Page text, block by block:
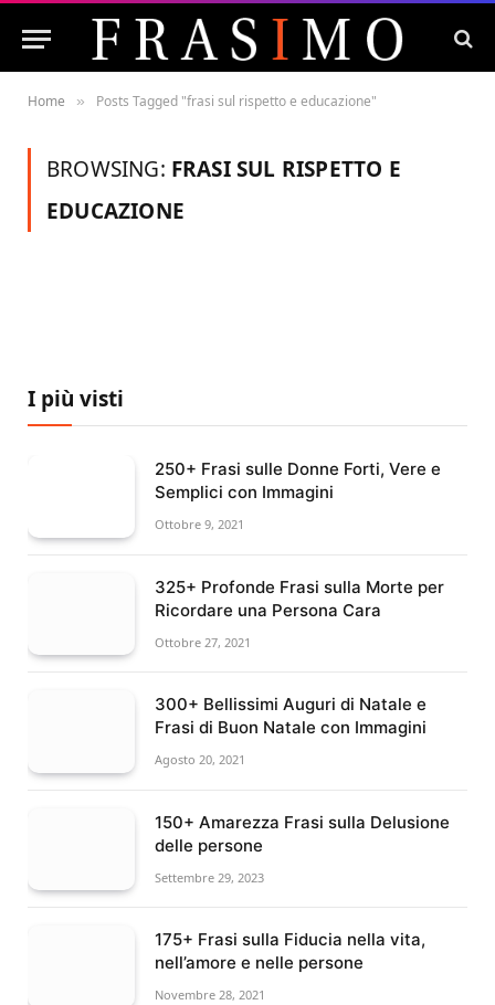
Home » Posts Tagged "frasi sul rispetto e educazione"
BROWSING: FRASI SUL RISPETTO E
EDUCAZIONE
I più visti
250+ Frasi sulle Donne Forti, Vere e
Semplici con Immagini
Ottobre 9, 2021
325+ Profonde Frasi sulla Morte per
Ricordare una Persona Cara
Ottobre 27, 2021
300+ Bellissimi Auguri di Natale e
Frasi di Buon Natale con Immagini
Agosto 20, 2021
150+ Amarezza Frasi sulla Delusione
delle persone
Settembre 29, 2023
175+ Frasi sulla Fiducia nella vita,
nell’amore e nelle persone
Novembre 28, 2021